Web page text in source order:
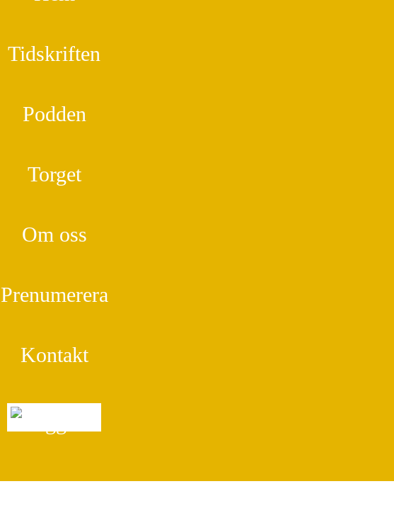
Tidskriften
Podden
Torget
Om oss
Prenumerera
Kontakt